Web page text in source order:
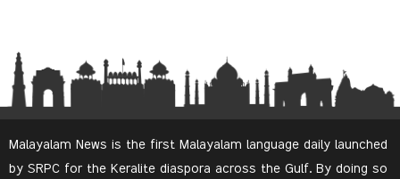
Malayalam News is the first Malayalam language daily launched
by SRPC for the Keralite diaspora across the Gulf. By doing so